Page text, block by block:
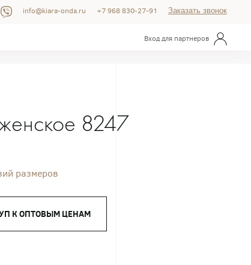
info@kiara-onda.ru +7 968 830-27-91 Заказать звонок
Вход для партнеров
8247
размеров
К ОПТОВЫМ ЦЕНАМ